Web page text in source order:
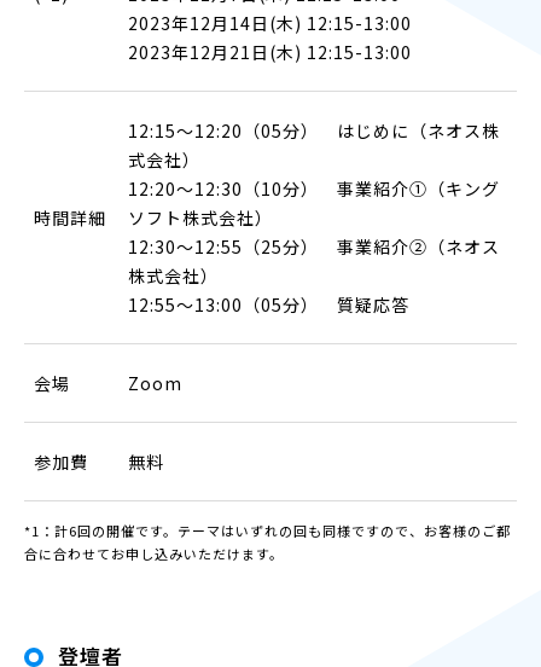
2023年12月14日(木) 12:15-13:00
2023年12月21日(木) 12:15-13:00
時間詳細
12:15〜12:20（05分） はじめに（ネオス株
式会社）
12:20～12:30（10分） 事業紹介①（キング
ソフト株式会社）
12:30～12:55（25分） 事業紹介②（ネオス
株式会社）
12:55～13:00（05分） 質疑応答
会場 Zoom
参加費 無料
*1：計6回の開催です。テーマはいずれの回も同様ですので、お客様のご都
合に合わせてお申し込みいただけます。
登壇者